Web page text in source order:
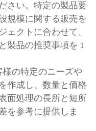
さい。特定の製品要
規模に関する販売を
ェクトに合わせて、
製品の推奨事項を 1
の特定のニーズや
作成し、数量と価格
面処理の長所と短所
を参考に提供しま